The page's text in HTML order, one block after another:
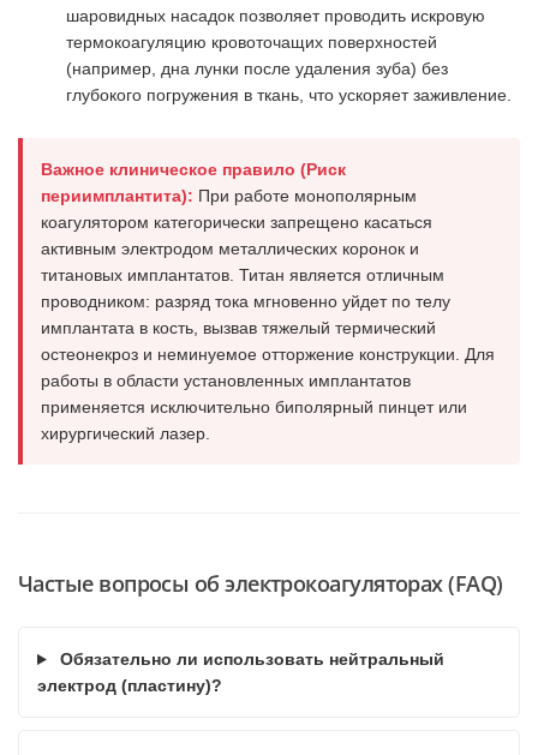
шаровидных насадок позволяет проводить искровую
термокоагуляцию кровоточащих поверхностей
(например, дна лунки после удаления зуба) без
глубокого погружения в ткань, что ускоряет заживление.
Важное клиническое правило (Риск
периимплантита): При работе монополярным
коагулятором категорически запрещено касаться
активным электродом металлических коронок и
титановых имплантатов. Титан является отличным
проводником: разряд тока мгновенно уйдет по телу
имплантата в кость, вызвав тяжелый термический
остеонекроз и неминуемое отторжение конструкции. Для
работы в области установленных имплантатов
применяется исключительно биполярный пинцет или
хирургический лазер.
Частые вопросы об электрокоагуляторах (FAQ)
Обязательно ли использовать нейтральный
электрод (пластину)?